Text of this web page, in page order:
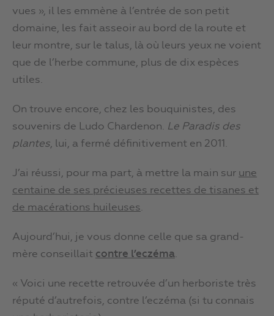
vues », il les emmène à l’entrée de son petit
domaine, les fait asseoir au bord de la route et
leur montre, sur le talus, là où leurs yeux ne voient
que de l’herbe commune, plus de dix espèces
utiles.
On trouve encore, chez les bouquinistes, des
souvenirs de Ludo Chardenon. Le Paradis des
plantes, lui, a fermé définitivement en 2011.
J’ai réussi, pour ma part, à mettre la main sur une
centaine de ses précieuses recettes de tisanes et
de macérations huileuses.
Aujourd’hui, je vous donne celle que sa grand-
mère conseillait contre l’eczéma.
« Voici une recette retrouvée d’un herboriste très
réputé d’autrefois, contre l’eczéma (si tu connais